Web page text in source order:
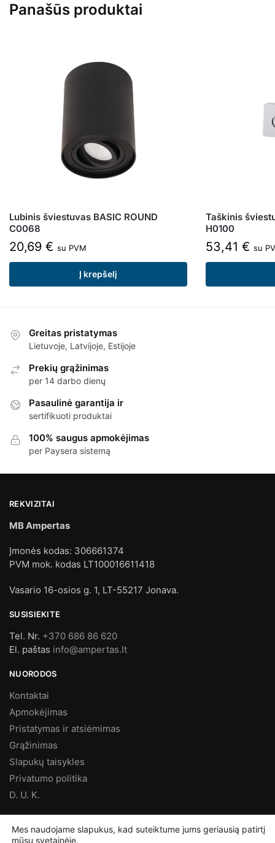
Panašūs produktai
Lubinis šviestuvas BASIC ROUND
C0068
20,69 € su PVM
Į krepšelį
Taškinis
H0100
53,41 € su
Greitas pristatymas
Lietuvoje, Latvijoje, Estijoje
Prekių grąžinimas
per 14 darbo dienų
Pasaulinė garantija ir
sertifikuoti produktai
100% saugus apmokėjimas
per Paysera sistemą
REKVIZITAI
MB Ampertas
Įmonės kodas: 306661374
PVM mok. kodas LT100016611418
Vasario 16-osios g. 1, LT-55217 Jonava.
SUSISIEKITE
Tel. Nr. +370 686 86 620
El. paštas info@ampertas.lt
NUORODOS
Kontaktai
Apmokėjimas
Pristatymas ir atsiėmimas
Grąžinimas
Slapukų taisykles
Privatumo politika
D. U. K.
Mes naudojame slapukus, kad suteiktume jums geriausią patirtį
mūsų svetainėje.